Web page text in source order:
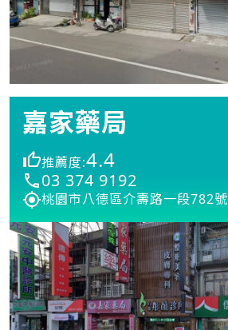
嘉家藥局
推薦度:4.4
03 374 9192
桃園市八德區介壽路一段782號